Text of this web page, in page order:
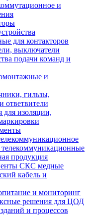
и
для контакторов
выключатели
подачи команд и
и
гильзы,
ответвители
для изоляции,
продукция
СКС медные
кабель и
и мониторинг
решения для ЦОД
и процессов